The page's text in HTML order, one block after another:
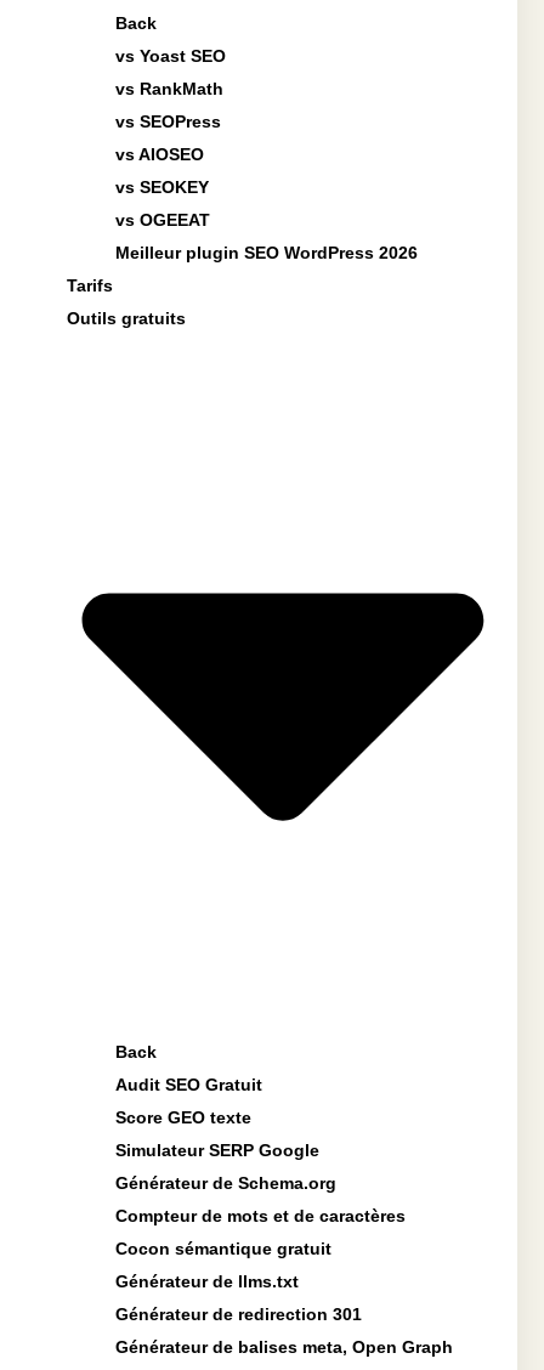
Back
vs Yoast SEO
vs RankMath
vs SEOPress
vs AIOSEO
vs SEOKEY
vs OGEEAT
Meilleur plugin SEO WordPress 2026
Tarifs
Outils gratuits
Back
Audit SEO Gratuit
Score GEO texte
Simulateur SERP Google
Générateur de Schema.org
Compteur de mots et de caractères
Cocon sémantique gratuit
Générateur de llms.txt
Générateur de redirection 301
Générateur de balises meta, Open Graph